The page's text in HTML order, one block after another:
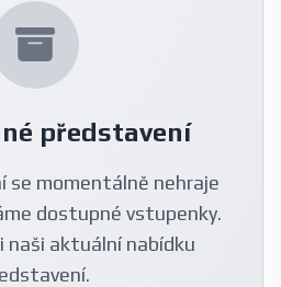
představení
se momentálně nehraje
dostupné vstupenky.
naši aktuální nabídku